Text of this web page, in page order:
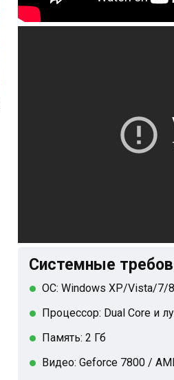
Системные
ОС: Windows XP/Vista/7/
Процессор: Dual Core и
Память: 2 Гб
Видео: Geforce 7800 /